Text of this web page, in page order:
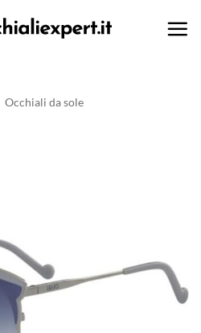
Occhiali da sole